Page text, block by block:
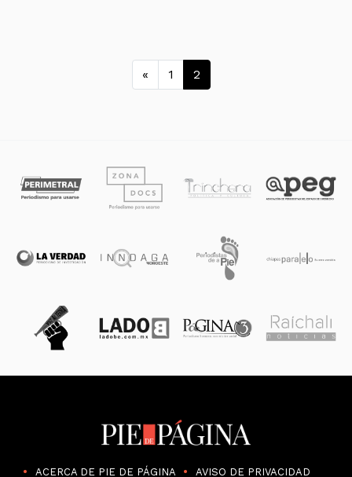
Navegación de
« 1 2
ACERCA DE PIE DE PÁGINA AVISO DE PRIVACIDAD